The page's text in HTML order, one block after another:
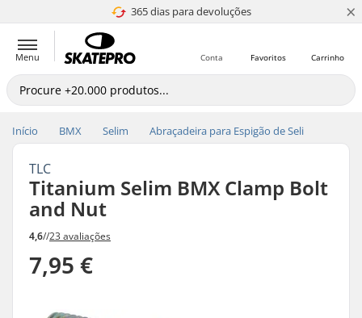
365 dias para devoluções
4.8 de 5 ×
Menu Carrinho
Favoritos
Conta
Início BMX Selim Abraçadeira para Espigão de Seli
TLC
Titanium Selim BMX Clamp Bolt
and Nut
4,6//23 avaliações
7,95 €